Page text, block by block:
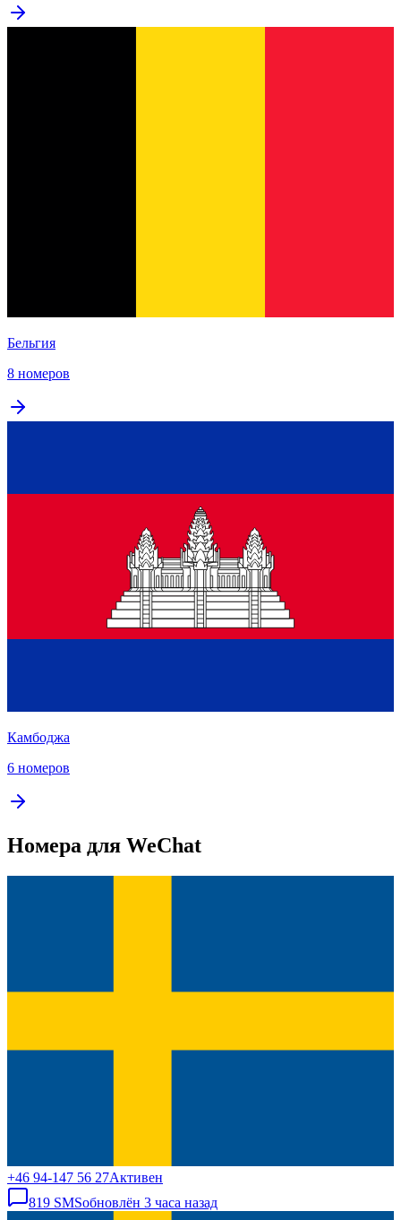
Бельгия
8 номеров
Камбоджа
6 номеров
Номера для WeChat
+46 94-147 56 27Активен
819 SMSобновлён 3 часа назад